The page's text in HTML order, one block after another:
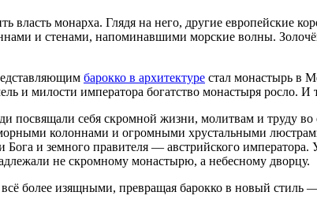
власть монарха. Глядя на него, другие европейские
и стенами, напоминавшими морские волны.
барокко в архитектуре стал монастырь в
и милости императора богатство монастыря росло.
посвящали себя скромной жизни, молитвам и тру­ду
колон­нами и огромными хрустальными
Бога и земного правителя — австрий­ского
не скромному монастырю, а небесному дворцу.
более изящными, превращая барокко в новый стиль